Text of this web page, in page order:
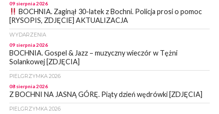
09 sierpnia 2026
BOCHNIA. Zaginął 30-latek z Bochni. Policja prosi o pomoc
[RYSOPIS, ZDJĘCIE] AKTUALIZACJA
WYDARZENIA
09 sierpnia 2026
BOCHNIA. Gospel & Jazz – muzyczny wieczór w Tężni
Solankowej [ZDJĘCIA]
PIELGRZYMKA 2026
08 sierpnia 2026
Z BOCHNI NA JASNĄ GÓRĘ. Piąty dzień wędrówki [ZDJĘCIA]
PIELGRZYMKA 2026